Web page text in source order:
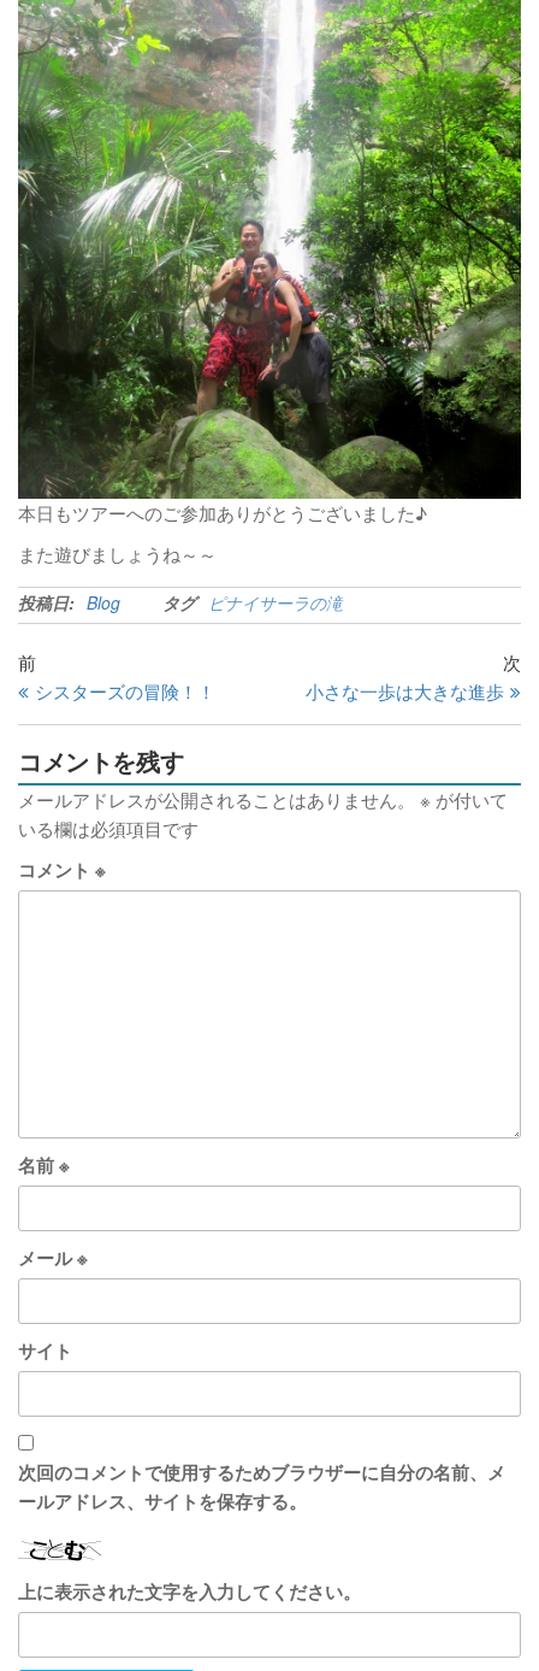
本日もツアーへのご参加ありがとうございました♪
また遊びましょうね～～
投稿日: Blog タグ ピナイサーラの滝
前
シスターズの冒険！！
次
小さな一歩は大きな進歩
コメントを残す
メールアドレスが公開されることはありません。 ※ が付いて
いる欄は必須項目です
コメント ※
名前※
メール※
サイト
次回のコメントで使用するためブラウザーに自分の名前、メ
ールアドレス、サイトを保存する。
上に表示された文字を入力してください。